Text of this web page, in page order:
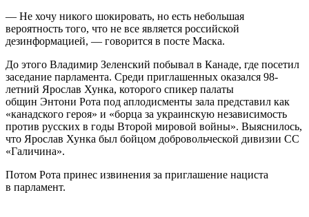
— Не хочу никого шокировать, но есть небольшая
вероятность того, что не все является российской
дезинформацией, — говорится в посте Маска.
До этого Владимир Зеленский побывал в Канаде, где посетил
заседание парламента. Среди приглашенных оказался 98-
летний Ярослав Хунка, которого спикер палаты
общин Энтони Рота под аплодисменты зала представил как
«канадского героя» и «борца за украинскую независимость
против русских в годы Второй мировой войны». Выяснилось,
что Ярослав Хунка был бойцом добровольческой дивизии СС
«Галичина».
Потом Рота принес извинения за приглашение нациста
в парламент.